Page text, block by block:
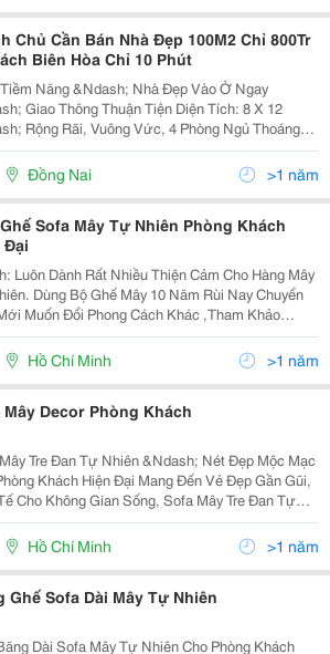
Chủ Cần Bán Nhà Đẹp 100M2 Chỉ 800Tr
Biên Hòa Chỉ 10 Phút
Năng &Ndash; Nhà Đẹp Vào Ở Ngay
Giao Thông Thuận Tiện Diện Tích: 8 X 12
Rộng Rãi, Vuông Vức, 4 Phòng Ngủ Thoáng
Phòng Khách Hiện Đại - Bếp Riêng Thoáng Mát
Nhà: Tây Nam &Ndash; Hợp Phong Thủy, Đón
Vị...
Đồng Nai >1 năm
Sofa Mây Tự Nhiên Phòng Khách
Đại
Luôn Dành Rất Nhiều Thiện Cảm Cho Hàng Mây
Dùng Bộ Ghế Mây 10 Năm Rùi Nay Chuyển
Muốn Đổi Phong Cách Khác ,Tham Khảo
Chủng Lọai Để Rồi Cuối Cùng Vẫn Quyết Định Đặt
Song Mây Tự Nhiên Cho Ngôi Nhà Mới Vâng
Hồ Chí Minh >1 năm
Mây Decor Phòng Khách
Tre Đan Tự Nhiên &Ndash; Nét Đẹp Mộc Mạc
Hiện Đại Mang Đến Vẻ Đẹp Gần Gũi,
Cho Không Gian Sống, Sofa Mây Tre Đan Tự
Là Lựa Chọn Hoàn Hảo Cho Những Ai Yêu Thích
Phong Cách Sống Xanh Và Tối Giản Chất Liệu Mây...
Hồ Chí Minh >1 năm
Ghế Sofa Dài Mây Tự Nhiên
Dài Sofa Mây Tự Nhiên Cho Phòng Khách